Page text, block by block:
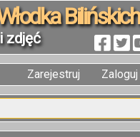
Bilińskich
zdjęć
Zaloguj
Zarejestruj